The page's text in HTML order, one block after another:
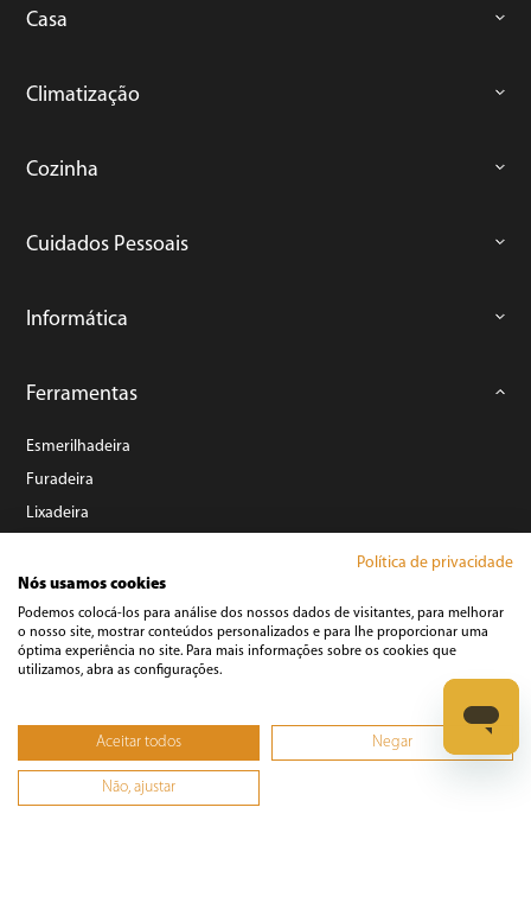
Casa
Climatização
Cozinha
Cuidados Pessoais
Informática
Ferramentas
Esmerilhadeira
Furadeira
Lixadeira
Parafusadeira
Politriz
Serra
Soprador Térmico
Refrigeração
Política de privacidade
Nós usamos cookies
Podemos colocá-los para análise dos nossos dados de visitantes, para melhorar
o nosso site, mostrar conteúdos personalizados e para lhe proporcionar uma
óptima experiência no site. Para mais informações sobre os cookies que
utilizamos, abra as configurações.
Aceitar todos Negar
Não, ajustar